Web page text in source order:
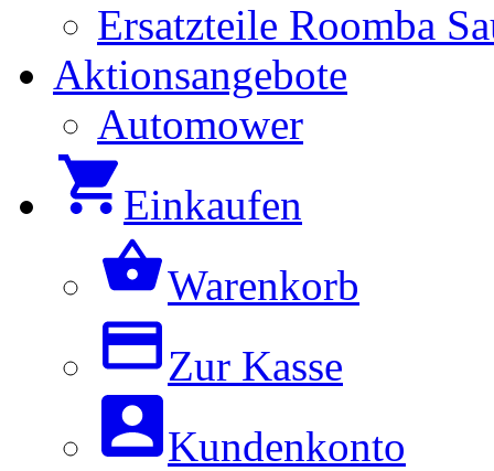
Ersatzteile Roomba
Aktionsangebote
Automower
Einkaufen
Warenkorb
Zur Kasse
Kundenkonto